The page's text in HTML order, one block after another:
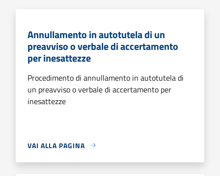
Annullamento in autotutela di un
preavviso o verbale di accertamento
per inesattezze
Procedimento di annullamento in autotutela di
un preavviso o verbale di accertamento per
inesattezze
VAI ALLA PAGINA